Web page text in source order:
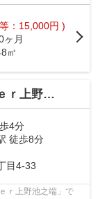
：15,000円 )
ヶ月
㎡
野池之端
4分
徒歩8分
目4-33
ｒ上野池之端」で